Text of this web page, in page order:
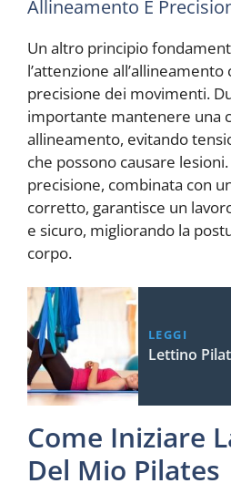
Allineamento E
Un altro principio
l’attenzione
precisione dei movimenti.
importante mantenere una
allineamento, evitando
che possono causare
precisione, combinata con
corretto, garantisce un
e sicuro, migliorando la
corpo.
LEGGI
Lettino
Come Iniziare
Del Mio Pilates